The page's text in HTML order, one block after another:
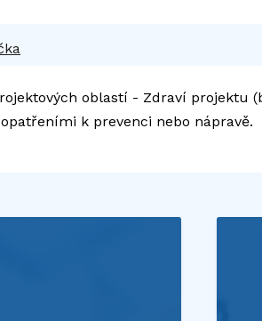
oblastí - Zdraví projektu
k prevenci nebo nápravě.